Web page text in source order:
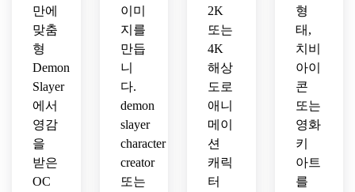
이 나
는 만
화 스
타일
의 음
영,
풍부
한 청
록색
과 실
버 팔
니메
터에
걸맞
은 마
감
만에
맞춤
형
Demon
Slayer
에서
영감
을
받은
OC
이미
지를
만듭
니
다.
demon
slayer
character
creator
또는
2K
또는
4K
해상
도로
애니
메이
션
캐릭
터
형
태,
치비
아이
콘
또는
영화
키
아트
를